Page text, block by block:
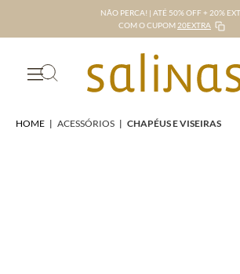
NÃO PERCA! | ATÉ 50% OFF + 20%
COM O CUPOM 20EXTRA
HOME | ACESSÓRIOS | CHAPÉUS E VISEIRAS